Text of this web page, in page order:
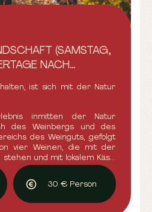
(SAMSTAG,
NACH
ist sich mit der Natur
inmitten der Natur
des Weinbergs und des
des Weinguts, gefolgt
vier Weinen, die mit der
stehen und mit lokalem Käse
30 € Person